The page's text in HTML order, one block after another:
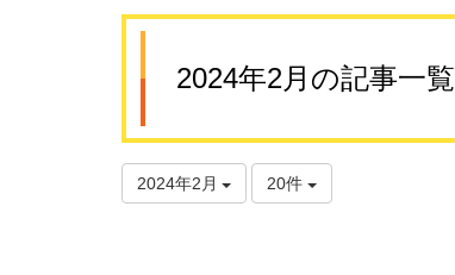
2024年2月の記事一覧
2024年2月 20件